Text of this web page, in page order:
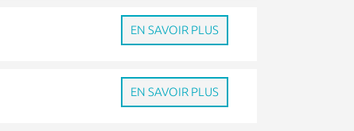
EN SAVOIR PLUS
EN SAVOIR PLUS